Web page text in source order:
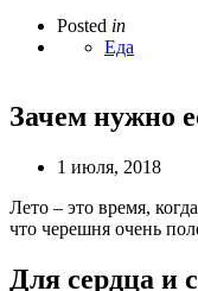
Posted in
Еда
Зачем нужно
1 июля, 2018
Лето – это время,
что черешня очень
Для сердца и